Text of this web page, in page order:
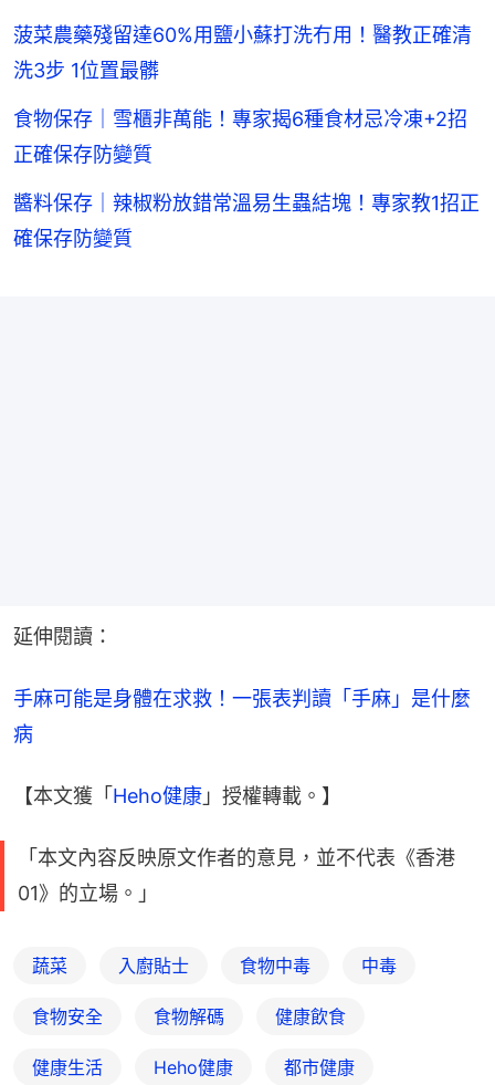
菠菜農藥殘留達60%用鹽小蘇打洗冇用！醫教正確清
洗3步 1位置最髒
食物保存｜雪櫃非萬能！專家揭6種食材忌冷凍+2招
正確保存防變質
醬料保存｜辣椒粉放錯常溫易生蟲結塊！專家教1招正
確保存防變質
延伸閱讀：
手麻可能是身體在求救！一張表判讀「手麻」是什麼
病
【本文獲「 Heho健康 」授權轉載。】
「本文內容反映原文作者的意見，並不代表《香港
01》的立場。」
蔬菜 入廚貼士 食物中毒 中毒
食物安全 食物解碼 健康飲食
健康生活 Heho健康 都市健康